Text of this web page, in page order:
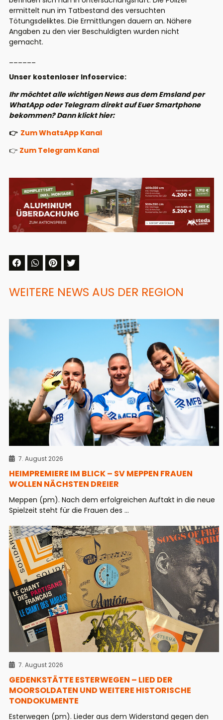
ermittelt nun im Tatbestand des versuchten
Tötungsdeliktes. Die Ermittlungen dauern an. Nähere
Angaben zu den vier Beschuldigten wurden nicht
gemacht.
Unser kostenloser Infoservice:
Ihr möchtet alle wichtigen News aus dem Emsland per
WhatApp oder Telegram direkt auf Euer Smartphone
bekommen? Dann klickt hier:
👉 Zum WhatsApp Kanal
👉 Zum Telegram Kanal
WEITERE NEWS AUS DER REGION
7. August 2026
HEIMPREMIERE IM BLICK – SV MEPPEN FRAUEN
WOLLEN NÄCHSTEN DREIER
Meppen (pm). Nach dem erfolgreichen Auftakt in die neue
Spielzeit steht für die Frauen des ...
7. August 2026
GEDENKSTÄTTE ESTERWEGEN – LIED DER
MOORSOLDATEN UND WEITERE HISTORISCHE
TONDOKUMENTE
Esterwegen (pm). Lieder aus dem Widerstand gegen den